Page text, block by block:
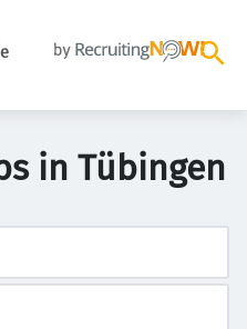
in Tübingen